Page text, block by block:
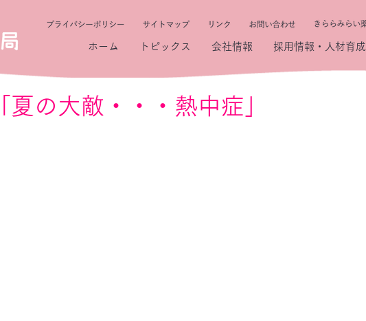
ホーム トピックス 会社情報 採用情報・人材育成
の大敵・・・熱中症」